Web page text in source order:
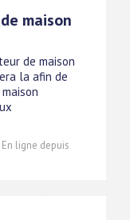
maison
de maison
la afin de
ligne depuis